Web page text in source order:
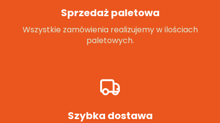
Sprzedaż paletowa
Wszystkie zamówienia realizujemy w ilościach
paletowych.
Szybka dostawa